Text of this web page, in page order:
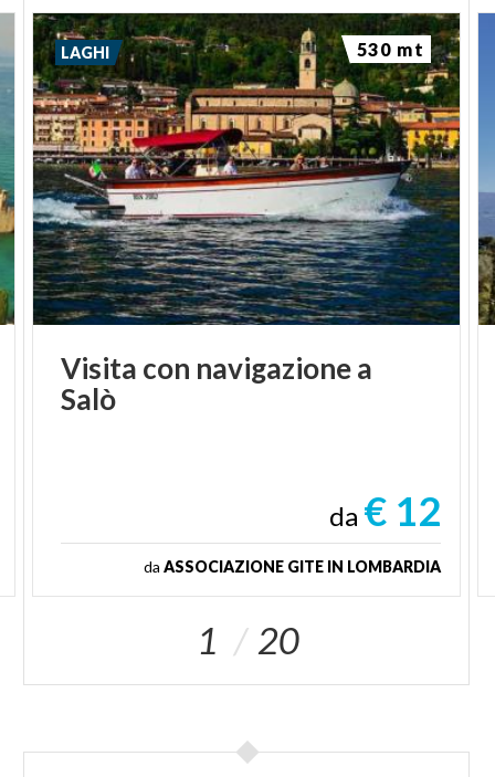
Visita con navigazionea
Salò
da € 12
da ASSOCIAZIONE GITE IN LOMBARDIA
LAGHI 530 mt
1 20